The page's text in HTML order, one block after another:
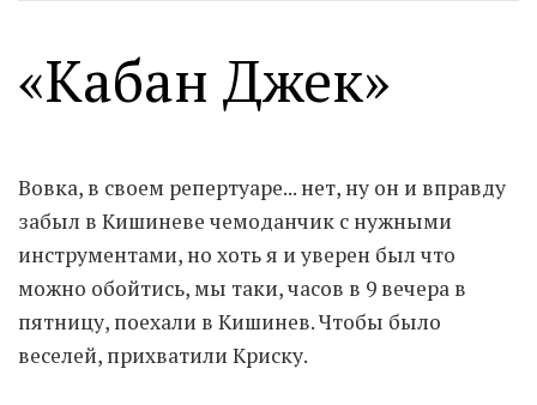
«Кабан Джек»
Вовка, в своем репертуаре... нет, ну он и вправду
забыл в Кишиневе чемоданчик с нужными
инструментами, но хоть я и уверен был что
можно обойтись, мы таки, часов в 9 вечера в
пятницу, поехали в Кишинев. Чтобы было
веселей, прихватили Криску.
Moldova sightseeings